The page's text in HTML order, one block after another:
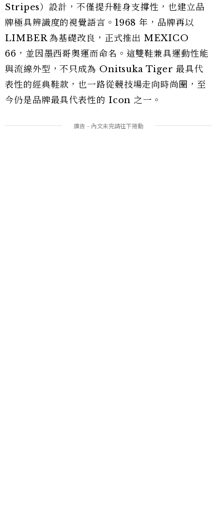
Stripes）設計，不僅提升鞋身支撐性，也建立品
牌極具辨識度的視覺語言。1968 年，品牌再以
LIMBER 為基礎改良，正式推出 MEXICO
66，並因墨西哥奧運而命名。這雙鞋兼具運動性能
與流線外型，不只成為 Onitsuka Tiger 最具代
表性的經典鞋款，也一路從競技場走向時尚圈，至
今仍是品牌最具代表性的 Icon 之一。